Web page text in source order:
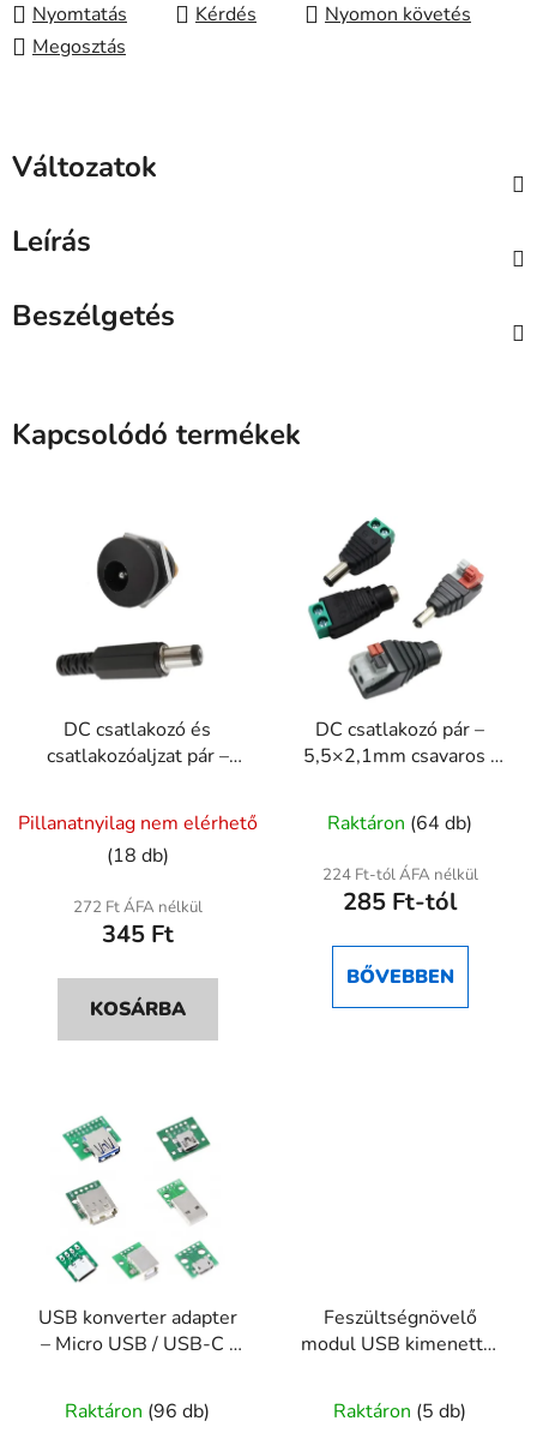
Nyomtatás
Kérdés
Nyomon követés
Megosztás
Változatok
Leírás
Beszélgetés
Kapcsolódó termékek
DC csatlakozó és
csatlakozóaljzat pár –
termék
átlagos
értékelése
5-
5,0
Pillanatnyilag nem elérhető
(18 db)
272 Ft ÁFA nélkül
345 Ft
KOSÁRBA
DC csatlakozó pár –
5,5×2,1mm csavaros /
termék
átlagos
értékelése
ből
Raktáron (64 db)
224 Ft-tól ÁFA nélkül
285 Ft-tól
BŐVEBBEN
USB konverter adapter
– Micro USB / USB-C /
Raktáron (96 db)
Feszültségnövelő
modul USB kimenettel
Raktáron (5 db)